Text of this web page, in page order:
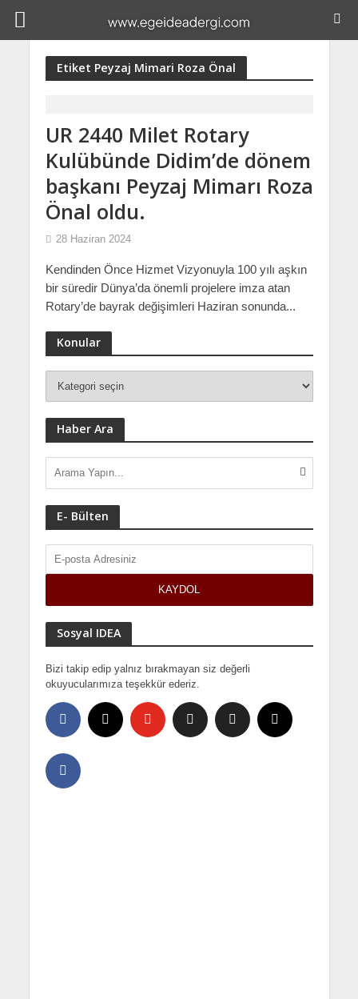
Etiket Peyzaj Mimari Roza Önal
UR 2440 Milet Rotary
Kulübünde Didim’de dönem
başkanı Peyzaj Mimarı Roza
Önal oldu.
28 Haziran 2024
Kendinden Önce Hizmet Vizyonuyla 100 yılı aşkın
bir süredir Dünya’da önemli projelere imza atan
Rotary’de bayrak değişimleri Haziran sonunda...
Konular
Haber Ara
E- Bülten
Sosyal IDEA
Bizi takip edip yalnız bırakmayan siz değerli
okuyucularımıza teşekkür ederiz.